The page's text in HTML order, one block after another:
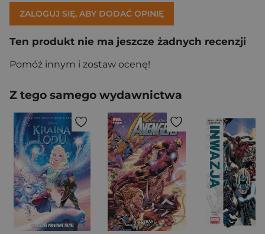
ZALOGUJ SIĘ, ABY DODAĆ OPINIĘ
Ten produkt nie ma jeszcze żadnych recenzji
Pomóż innym i zostaw ocenę!
Z tego samego wydawnictwa